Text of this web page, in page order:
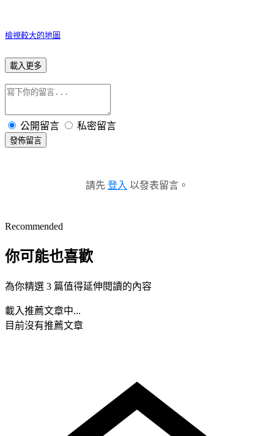
檢視較大的地圖
載入更多
公開留言 私密留言
發佈留言
請先 登入 以發表留言。
Recommended
你可能也喜歡
為你精選 3 篇值得延伸閱讀的內容
載入推薦文章中...
目前沒有推薦文章